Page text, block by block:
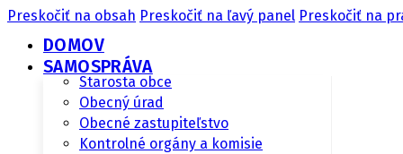
Preskočiť na obsah Preskočiť na ľavý panel Preskočiť na
DOMOV
SAMOSPRÁVA
Starosta obce
Obecný úrad
Obecné zastupiteľstvo
Kontrolné orgány a komisie